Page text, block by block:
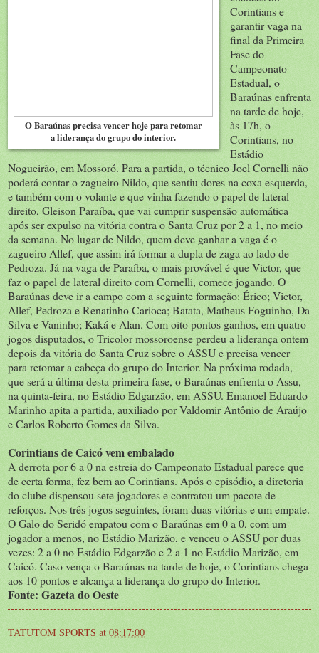
O Baraúnas precisa vencer hoje para retomar
a liderança do grupo do interior.
Corintians e
garantir vaga na
final da Primeira
Fase do
Campeonato
Estadual, o
Baraúnas enfrenta
na tarde de hoje,
às 17h, o
Corintians, no
Estádio
Nogueirão, em Mossoró. Para a partida, o técnico Joel Cornelli não
poderá contar o zagueiro Nildo, que sentiu dores na coxa esquerda,
e também com o volante e que vinha fazendo o papel de lateral
direito, Gleison Paraíba, que vai cumprir suspensão automática
após ser expulso na vitória contra o Santa Cruz por 2 a 1, no meio
da semana. No lugar de Nildo, quem deve ganhar a vaga é o
zagueiro Allef, que assim irá formar a dupla de zaga ao lado de
Pedroza. Já na vaga de Paraíba, o mais provável é que Victor, que
faz o papel de lateral direito com Cornelli, comece jogando. O
Baraúnas deve ir a campo com a seguinte formação: Érico; Victor,
Allef, Pedroza e Renatinho Carioca; Batata, Matheus Foguinho, Da
Silva e Vaninho; Kaká e Alan. Com oito pontos ganhos, em quatro
jogos disputados, o Tricolor mossoroense perdeu a liderança ontem
depois da vitória do Santa Cruz sobre o ASSU e precisa vencer
para retomar a cabeça do grupo do Interior. Na próxima rodada,
que será a última desta primeira fase, o Baraúnas enfrenta o Assu,
na quinta-feira, no Estádio Edgarzão, em ASSU. Emanoel Eduardo
Marinho apita a partida, auxiliado por Valdomir Antônio de Araújo
e Carlos Roberto Gomes da Silva.
Corintians de Caicó vem embalado
A derrota por 6 a 0 na estreia do Campeonato Estadual parece que
de certa forma, fez bem ao Corintians. Após o episódio, a diretoria
do clube dispensou sete jogadores e contratou um pacote de
reforços. Nos três jogos seguintes, foram duas vitórias e um empate.
O Galo do Seridó empatou com o Baraúnas em 0 a 0, com um
jogador a menos, no Estádio Marizão, e venceu o ASSU por duas
vezes: 2 a 0 no Estádio Edgarzão e 2 a 1 no Estádio Marizão, em
Caicó. Caso vença o Baraúnas na tarde de hoje, o Corintians chega
aos 10 pontos e alcança a liderança do grupo do Interior.
Fonte: Gazeta do Oeste
TATUTOM SPORTS at 08:17:00